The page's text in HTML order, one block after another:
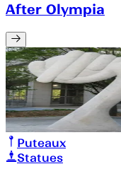
After Olympia
Puteaux
Statues